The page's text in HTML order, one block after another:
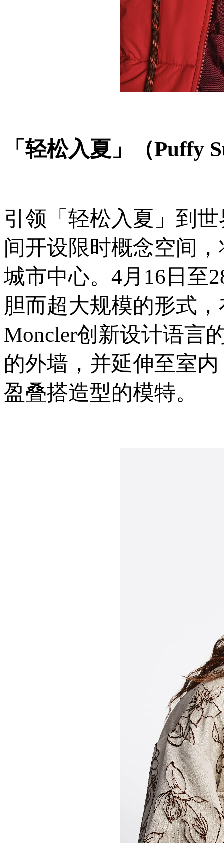
「轻松入夏」（Puffy
引领「轻松入夏」到
间开设限时概念空间
城市中心。4月16日至
胆而超大规模的形式
Moncler创新设计语言
的外墙，并延伸至室
盈叠搭造型的模特。